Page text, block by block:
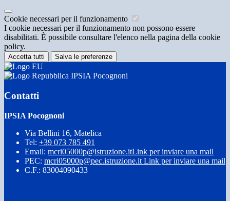
Cookie necessari per il funzionamento
I cookie necessari per il funzionamento non possono essere
disabilitati. È possibile consultare l'elenco nella pagina della cookie
policy.
Accetta tutti Salva le preferenze
IPSIA Pocognoni
Contatti
IPSIA Pocognoni
Via Bellini 16, Matelica
Tel: +39 073 785 491
Email: mcri05000p@istruzione.itLink per inviare una mail
PEC: mcri05000p@pec.istruzione.it Link per inviare una mail
C.F.: 83004090433